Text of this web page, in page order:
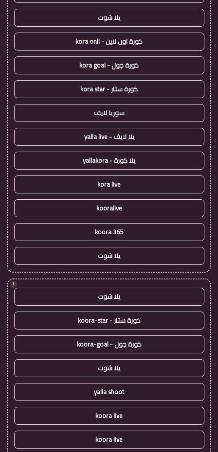
يلا شوت
كورة اون لاين - kora onli
كورة جول - kora goal
كورة ستار - kora star
سوريا لايف
يلا لايف - yalla live
يلا كورة - yallakora
kora live
kooralive
koora 365
يلا شوت
!
يلا شوت
كورة ستار - koora-star
كورة جول - koora-goal
يلا شوت
yalla shoot
koora live
koora live